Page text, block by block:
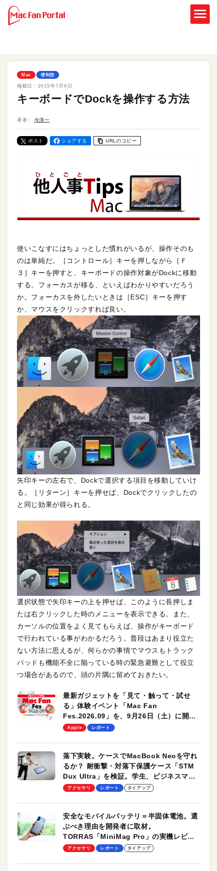
Mac 便利技
掲載日： 2015年7月9日
キーボードでDockを操作する方法
著者： 今淳一
ポスト シェアする URLのコピー
使いこなすにはちょっとした慣れがいるが、操作そのも
のは単純だ。［コントロール］キーを押しながら［Ｆ
３］キーを押すと、キーボードの操作対象がDockに移動
する。フォーカスが移る、といえばわかりやすいだろう
か。フォーカスを外したいときは［ESC］キーを押す
か、マウスをクリックすれば良い。
矢印キーの左右で、Dockで選択する項目を移動していけ
る。［リターン］キーを押せば、Dockでクリックしたの
と同じ効果が得られる。
選択状態で矢印キーの上を押せば、このように長押しま
たは右クリックした時のメニューを表示できる。また、
カーソルの位置をよく見てもらえば、操作がキーボード
で行われている事がわかるだろう。普段はあまり役立た
ない方法に思えるが、何らかの事情でマウスもトラック
パッドも機能不全に陥っている時の緊急避難として役立
つ場合があるので、頭の片隅に留めておきたい。
最新ガジェットを「見て・触って・試せ
る」体験イベント「Mac Fan
Fes.2026.09」を、9月26日（土）に開催
します！
Apple レポート
落下実験。ケースでMacBook Neoを守れ
るか？ 耐衝撃・対落下保護ケース「STM
Dux Ultra」を検証。学生、ビジネスマン
のモバイルユースに最適！
アクセサリ レポート タイアップ
安全なモバイルバッテリ＝半固体電池。選
ぶべき理由を開発者に取材。
TORRAS「MiniMag Pro」の実機レビュ
ーも
アクセサリ レポート タイアップ